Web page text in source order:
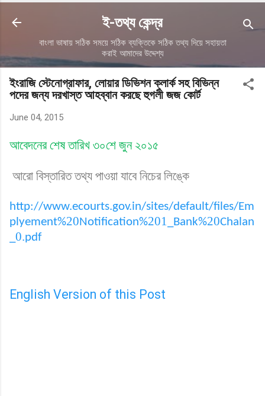
ই-তথ্য কেন্দ্র
বাংলা ভাষায় সঠিক সময়ে সঠিক ব্যক্তিকে সঠিক তথ্য দিয়ে সহায়তা
করাই আমাদের উদ্দেশ্য
ইংরাজি স্টেনোগ্রাফার, লোয়ার ডিভিশন ক্লার্ক সহ বিভিন্ন
পদের জন্য দরখাস্ত আহব্বান করছে হুগলী জজ কোর্ট
June 04, 2015
আবেদনের শেষ তারিখ ৩০শে জুন ২০১৫
আরো বিস্তারিত তথ্য পাওয়া যাবে নিচের লিঙ্কে
http://www.ecourts.gov.in/sites/default/files/Em
plyement%20Notification%201 _Bank%20Chalan
0.pdf
English Version of this Post